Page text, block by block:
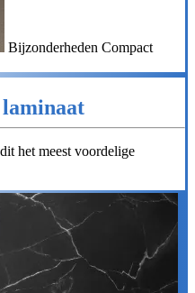
Bijzonderheden Compact
het meest voordelige